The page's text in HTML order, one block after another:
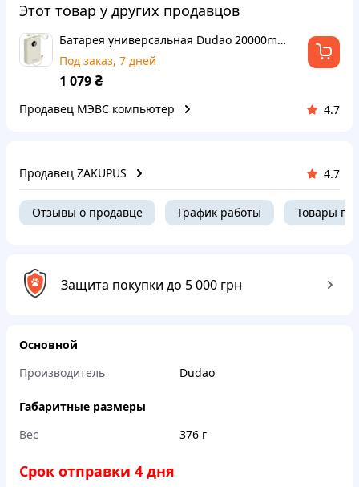
Этот товар у других продавцов
Батарея универсальная Dudao 20000mAh K14+ 22.5W, PD, QC, USB-A, USB-C(In/Out), with built-in USB-C/Lightning cables, White
Под заказ, 7 дней
1 079₴
Продавец МЭВС компьютер 4.7
Продавец ZAKUPUS 4.7
Отзывы о продавце График работы Товары
Защита покупки до 5 000 грн
Основной
Производитель
Dudao
Габаритные размеры
Вес
376 г
Срок отправки 4 дня